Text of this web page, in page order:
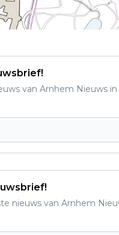
van Arnhem Nieuws
nieuws van Arnhem